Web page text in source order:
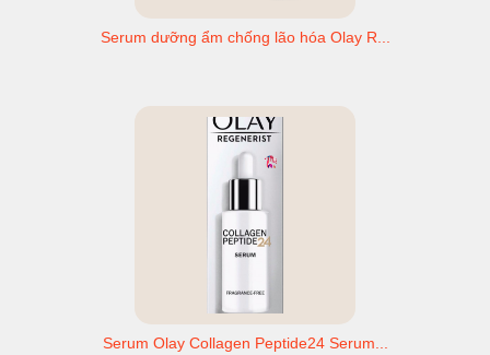
Serum dưỡng ẩm chống lão hóa Olay R...
Serum Olay Collagen Peptide24 Serum...